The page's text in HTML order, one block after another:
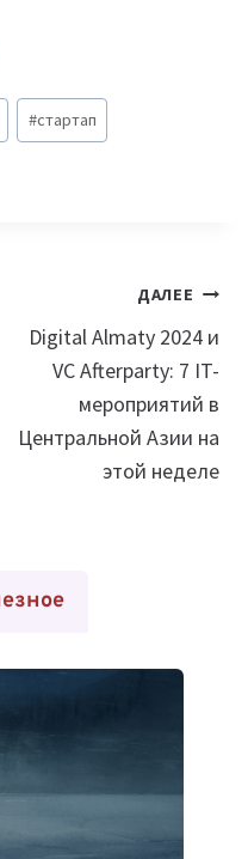
#стартап
ДАЛЕЕ
Digital Almaty 2024 и
VC Afterparty: 7 IT-
мероприятий в
Центральной Азии на
этой неделе